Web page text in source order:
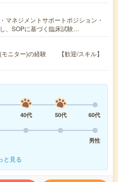
マネジメントサポートポジション・
、SOPに基づく臨床試験…
(モニター)の経験 【歓迎/スキル】
40代 50代
60代
男性
と見る